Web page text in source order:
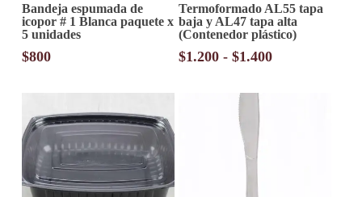
Bandeja espumada de
icopor # 1 Blanca paquete x
5 unidades
$800
producto
tiene
múltiples
variantes.
Las
Termoformado AL55 tapa
baja y AL47 tapa alta
(Contenedor plástico)
$1.200 - $1.400Rango